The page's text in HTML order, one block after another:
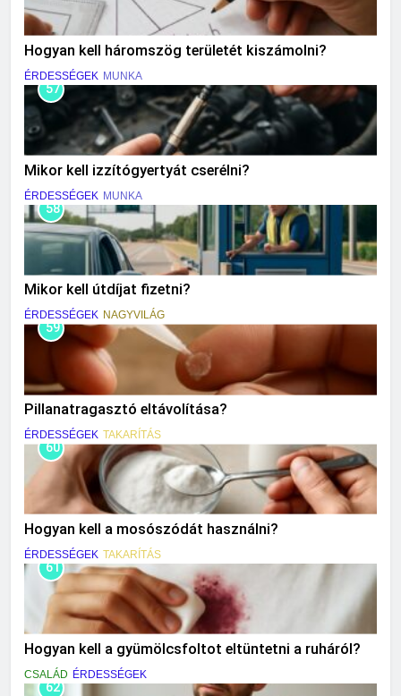
Hogyan kell háromszög területét kiszámolni?
ÉRDESSÉGEK MUNKA
57
Mikor kell izzítógyertyát cserélni?
ÉRDESSÉGEK MUNKA
58
Mikor kell útdíjat fizetni?
ÉRDESSÉGEK NAGYVILÁG
59
Pillanatragasztó eltávolítása?
ÉRDESSÉGEK TAKARÍTÁS
60
Hogyan kell a mosószódát használni?
ÉRDESSÉGEK TAKARÍTÁS
61
Hogyan kell a gyümölcsfoltot eltüntetni a ruháról?
CSALÁD ÉRDESSÉGEK
62